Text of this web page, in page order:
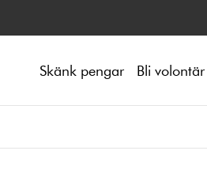
Skänk pengar Bli volontär